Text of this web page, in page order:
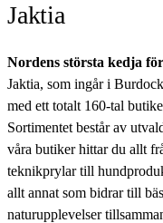
Jaktia
Nordens största kedja
Jaktia, som ingår i
med ett totalt 160-tal
Sortimentet består av
våra butiker hittar du allt
teknikprylar till
allt annat som bidrar till
naturupplevelser